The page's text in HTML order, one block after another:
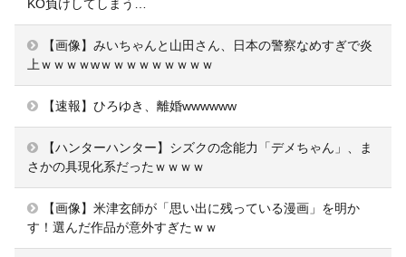
KO負けしてしまう…
【画像】みいちゃんと山田さん、日本の警察なめすぎで炎
上ｗｗｗｗwｗｗｗｗｗｗｗｗｗ
【速報】ひろゆき、離婚wwwwww
【ハンターハンター】シズクの念能力「デメちゃん」、ま
さかの具現化系だったｗｗｗｗ
【画像】米津玄師が「思い出に残っている漫画」を明か
す！選んだ作品が意外すぎたｗｗ